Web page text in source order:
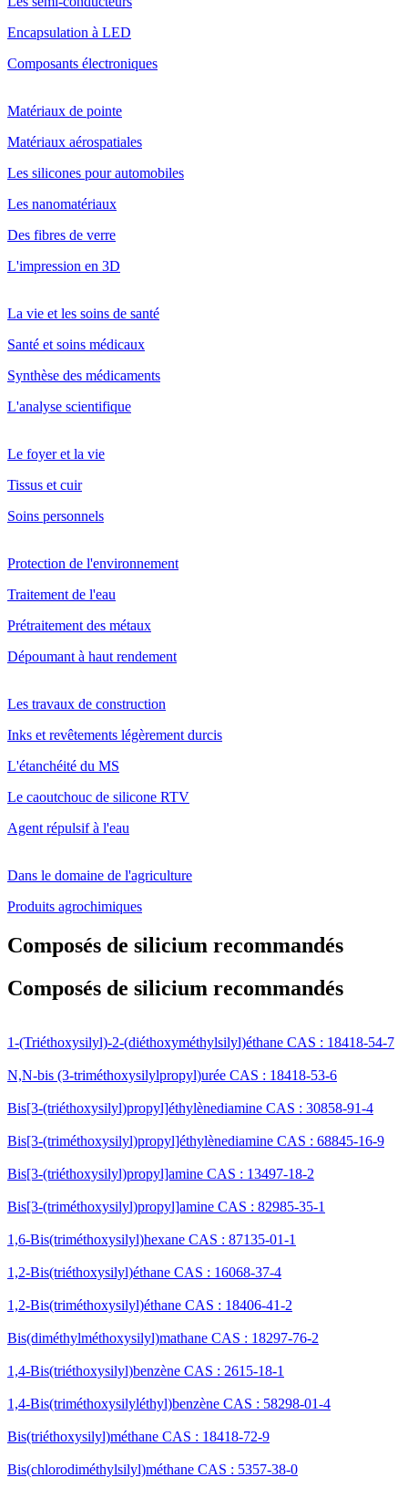
Encapsulation à LED
Composants électroniques
Matériaux de pointe
Matériaux aérospatiales
Les silicones pour automobiles
Les nanomatériaux
Des fibres de verre
L'impression en 3D
La vie et les soins de santé
Santé et soins médicaux
Synthèse des médicaments
L'analyse scientifique
Le foyer et la vie
Tissus et cuir
Soins personnels
Protection de l'environnement
Traitement de l'eau
Prétraitement des métaux
Dépoumant à haut rendement
Les travaux de construction
Inks et revêtements légèrement durcis
L'étanchéité du MS
Le caoutchouc de silicone RTV
Agent répulsif à l'eau
Dans le domaine de l'agriculture
Produits agrochimiques
Composés de silicium recommandés
Composés de silicium recommandés
1-(Triéthoxysilyl)-2-(diéthoxyméthylsilyl)éthane CAS : 18418-54-7
N,N-bis (3-triméthoxysilylpropyl)urée CAS : 18418-53-6
Bis[3-(triéthoxysilyl)propyl]éthylènediamine CAS : 30858-91-4
Bis[3-(triméthoxysilyl)propyl]éthylènediamine CAS : 68845-16-9
Bis[3-(triéthoxysilyl)propyl]amine CAS : 13497-18-2
Bis[3-(triméthoxysilyl)propyl]amine CAS : 82985-35-1
1,6-Bis(triméthoxysilyl)hexane CAS : 87135-01-1
1,2-Bis(triéthoxysilyl)éthane CAS : 16068-37-4
1,2-Bis(triméthoxysilyl)éthane CAS : 18406-41-2
Bis(diméthylméthoxysilyl)mathane CAS : 18297-76-2
1,4-Bis(triéthoxysilyl)benzène CAS : 2615-18-1
1,4-Bis(triméthoxysilyléthyl)benzène CAS : 58298-01-4
Bis(triéthoxysilyl)méthane CAS : 18418-72-9
Bis(chlorodiméthylsilyl)méthane CAS : 5357-38-0